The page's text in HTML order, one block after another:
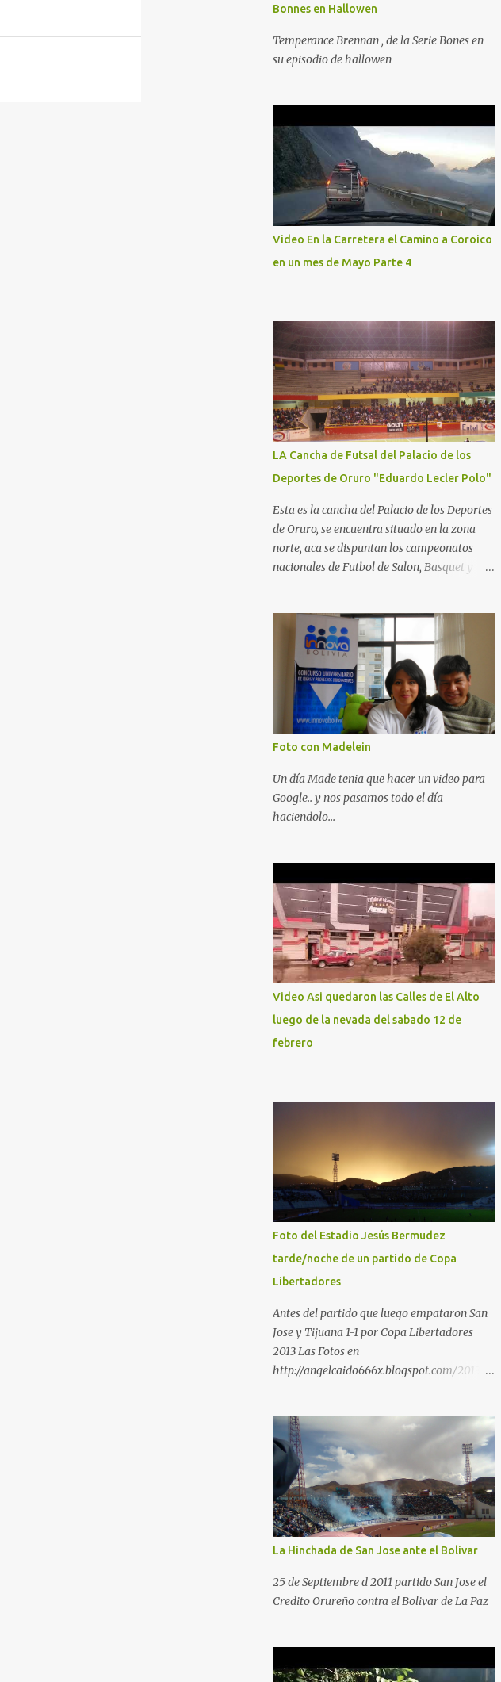
Bonnes en Hallowen
Temperance Brennan , de la Serie Bones en
su episodio de hallowen
Video En la Carretera el Camino a Coroico
en un mes de Mayo Parte 4
LA Cancha de Futsal del Palacio de los
Deportes de Oruro "Eduardo Lecler Polo"
Esta es la cancha del Palacio de los Deportes
de Oruro, se encuentra situado en la zona
norte, aca se dispuntan los campeonatos
nacionales de Futbol de Salon, Basquet y
Foto con Madelein
Un día Made tenia que hacer un video para
Google.. y nos pasamos todo el día
haciendolo...
Video Asi quedaron las Calles de El Alto
luego de la nevada del sabado 12 de
febrero
Foto del Estadio Jesús Bermudez
tarde/noche de un partido de Copa
Libertadores
Antes del partido que luego empataron San
Jose y Tijuana 1-1 por Copa Libertadores
2013 Las Fotos en
http://angelcaido666x.blogspot.com/2013/0
La Hinchada de San Jose ante el Bolivar
25 de Septiembre d 2011 partido San Jose el
Credito Orureño contra el Bolivar de La Paz